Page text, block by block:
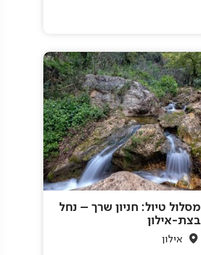
מסלול טיול: חניון שרך – נחל
בצת-אילון
אילון